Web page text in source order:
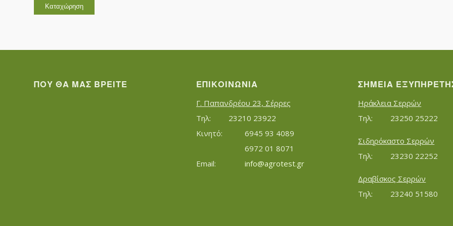
ΠΟΥ ΘΑ ΜΑΣ ΒΡΕΊΤΕ ΕΠΙΚΟΙΝΩΝΊΑ
Γ. Παπανδρέου 23, Σέρρες
Τηλ:		23210 23922
Κινητό:		6945 93 4089
			6972 01 8071
info@agrotest.gr
ΣΗΜΕΊΑ
Ηράκλεια Σερρών
Τηλ:		23250 25222
Σιδηρόκαστο Σερρών
Τηλ:		23230 22252
Δραβίσκος Σερρών
Τηλ:		23240 51580